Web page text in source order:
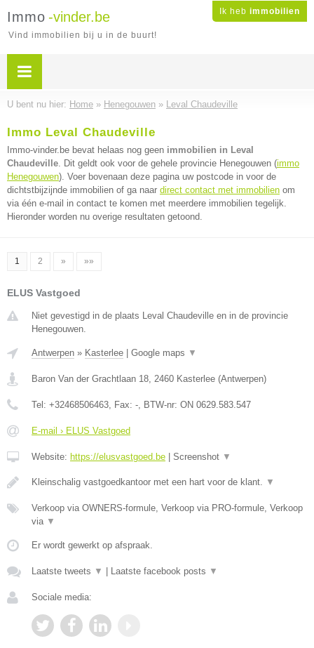
Ik heb immobilien
Immo -vinder.be
Vind immobilien bij u in de buurt!
U bent nu hier: Home » Henegouwen » Leval Chaudeville
Immo Leval Chaudeville
Immo-vinder.be bevat helaas nog geen immobilien in Leval
Chaudeville. Dit geldt ook voor de gehele provincie Henegouwen (immo
Henegouwen). Voer bovenaan deze pagina uw postcode in voor de
dichtstbijzijnde immobilien of ga naar direct contact met immobilien om
via één e-mail in contact te komen met meerdere immobilien tegelijk.
Hieronder worden nu overige resultaten getoond.
1 2 » »»
ELUS Vastgoed
Niet gevestigd in de plaats Leval Chaudeville en in de provincie
Henegouwen.
Antwerpen » Kasterlee Google maps ▼
Baron Van der Grachtlaan 18, 2460 Kasterlee (Antwerpen)
Tel: +32468506463, Fax: -, BTW-nr: ON 0629.583.547
E-mail › ELUS Vastgoed
Website: https://elusvastgoed.be Screenshot ▼
Kleinschalig vastgoedkantoor met een hart voor de klant. ▼
Verkoop via OWNERS-formule, Verkoop via PRO-formule, Verkoop
via ▼
Er wordt gewerkt op afspraak.
Laatste tweets ▼ Laatste facebook posts ▼
Sociale media: